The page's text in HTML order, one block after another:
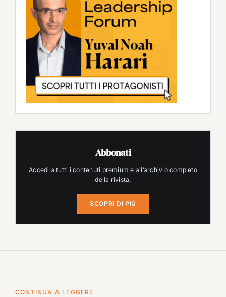
Abbonati
Accedi a tutti i contenuti premium e all’archivio completo
della rivista.
SCOPRI DI PIÙ
CONTINUA A LEGGERE